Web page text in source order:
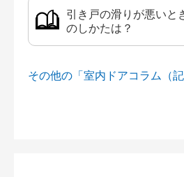
引き戸の滑りが悪いと
のしかたは？
その他の「室内ドアコラム（